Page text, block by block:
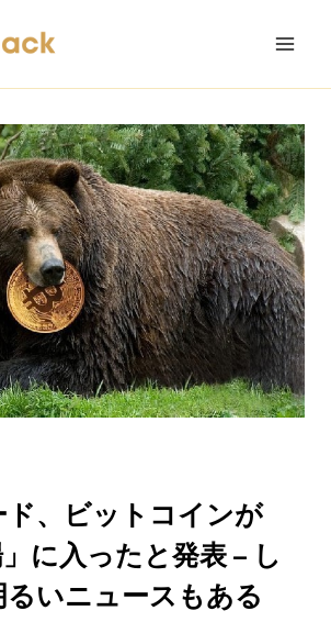
ド、ビットコインが
」に入ったと発表 – し
いニュースもある